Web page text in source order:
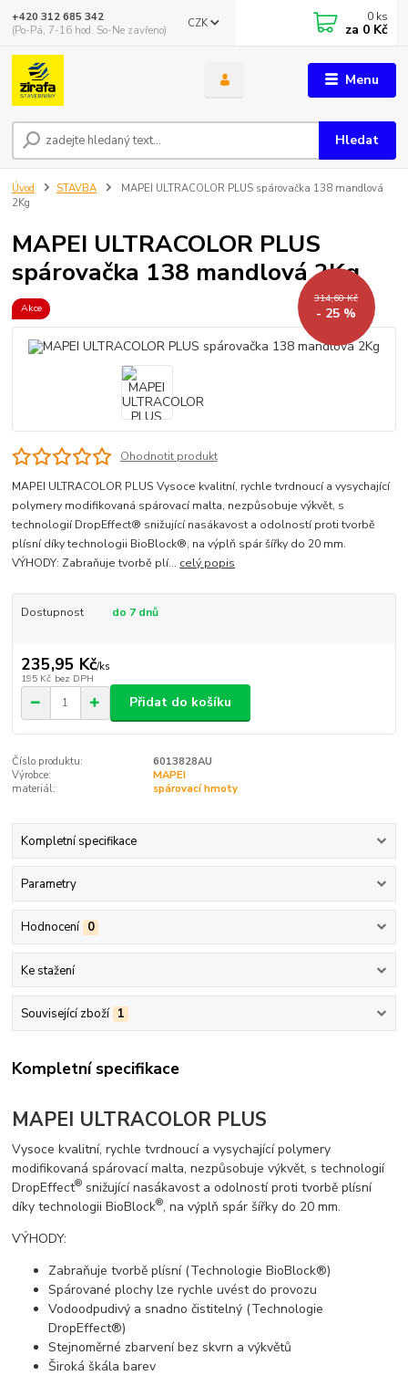
Menu
CZK
Hledat
+420 312 685 342
(Po-Pá, 7-16 hod. So-Ne zavřeno)
0 ks
za 0 Kč
Úvod STAVBA
MAPEI ULTRACOLOR PLUS spárovačka 138 mandlová
2Kg
MAPEI ULTRACOLOR PLUS
spárovačka 138 mandlová 2Kg
Akce
314,60 Kč
- 25 %
Ohodnotit produkt
MAPEI ULTRACOLOR PLUS Vysoce kvalitní, rychle tvrdnoucí a vysychající
polymery modifikovaná spárovací malta, nezpůsobuje výkvět, s
technologií DropEffect® snižující nasákavost a odolností proti tvorbě
plísní díky technologii BioBlock®, na výplň spár šířky do 20 mm.
VÝHODY: Zabraňuje tvorbě plí... celý popis
Dostupnost do 7 dnů
235,95 Kč/ks
195 Kč bez DPH
Přidat do košíku
Číslo produktu:
6013828AU
Výrobce:
MAPEI
materiál:
spárovací hmoty
Kompletní specifikace
Parametry
Hodnocení 0
Ke stažení
Související zboží 1
Kompletní specifikace
MAPEI ULTRACOLOR PLUS
Vysoce kvalitní, rychle tvrdnoucí a vysychající polymery
modifikovaná spárovací malta, nezpůsobuje výkvět, s technologií
DropEffect® snižující nasákavost a odolností proti tvorbě plísní
díky technologii BioBlock®, na výplň spár šířky do 20 mm.
VÝHODY:
Zabraňuje tvorbě plísní (Technologie BioBlock®)
Spárované plochy lze rychle uvést do provozu
Vodoodpudivý a snadno čistitelný (Technologie
DropEffect®)
Stejnoměrné zbarvení bez skvrn a výkvětů
Široká škála barev